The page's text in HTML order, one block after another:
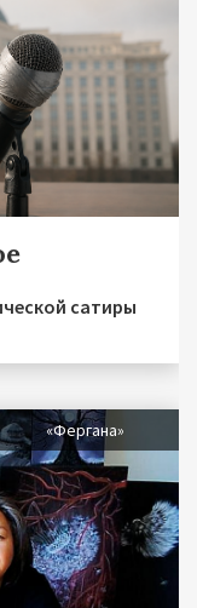
сатиры
«Фергана»